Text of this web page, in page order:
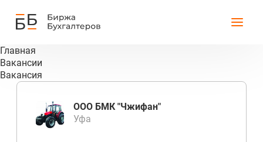
Главная
Вакансии
Вакансия
ООО БМК "Чжифан"
Уфа